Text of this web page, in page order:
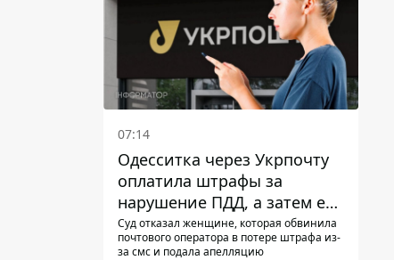
07:14
Одесситка через Укрпочту
оплатила штрафы за
нарушение ПДД, а затем ее
счета заблокировали - в
чем причина и что решил
Суд отказал женщине, которая обвинила
почтового оператора в потере штрафа из-
за смс и подала апелляцию